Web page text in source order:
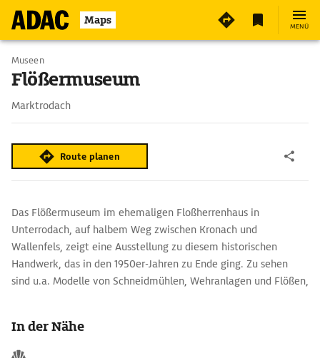
Maps MENÜ
Museen
Flößermuseum
Marktrodach
Route planen
Das Flößermuseum im ehemaligen Floßherrenhaus in
Unterrodach, auf halbem Weg zwischen Kronach und
Wallenfels, zeigt eine Ausstellung zu diesem historischen
Handwerk, das in den 1950er-Jahren zu Ende ging. Zu sehen
sind u.a. Modelle von Schneidmühlen, Wehranlagen und Flößen,
In der Nähe